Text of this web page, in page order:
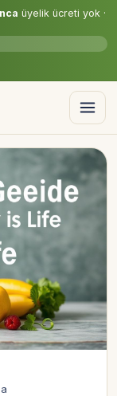
üyelik ücreti yok ·